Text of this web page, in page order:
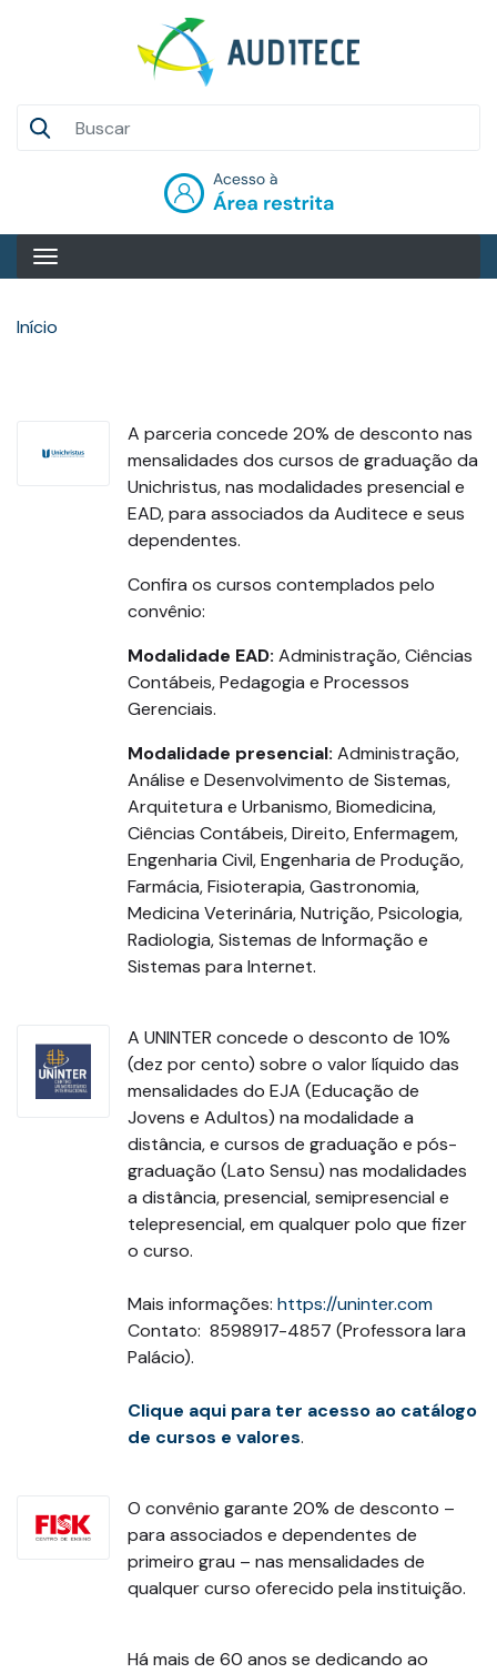
principal
Início
A parceria concede 20% de desconto nas
mensalidades dos cursos de graduação da
Unichristus, nas modalidades presencial e
EAD, para associados da Auditece e seus
dependentes.
Confira os cursos contemplados pelo
convênio:
Modalidade EAD: Administração, Ciências
Contábeis, Pedagogia e Processos
Gerenciais.
Modalidade presencial: Administração,
Análise e Desenvolvimento de Sistemas,
Arquitetura e Urbanismo, Biomedicina,
Ciências Contábeis, Direito, Enfermagem,
Engenharia Civil, Engenharia de Produção,
Farmácia, Fisioterapia, Gastronomia,
Medicina Veterinária, Nutrição, Psicologia,
Radiologia, Sistemas de Informação e
Sistemas para Internet.
A UNINTER concede o desconto de 10%
(dez por cento) sobre o valor líquido das
mensalidades do EJA (Educação de
Jovens e Adultos) na modalidade a
distância, e cursos de graduação e pós­-
graduação (Lato Sensu) nas modalidades
a distância, presencial, semipresencial e
telepresencial, em qualquer polo que fizer
o curso.
Mais informações: https://uninter.com
Contato: 8598917-4857 (Professora Iara
Palácio).
Clique aqui para ter acesso ao catálogo
de cursos e valores.
O convênio garante 20% de desconto –
para associados e dependentes de
primeiro grau – nas mensalidades de
qualquer curso oferecido pela instituição.
Há mais de 60 anos se dedicando ao